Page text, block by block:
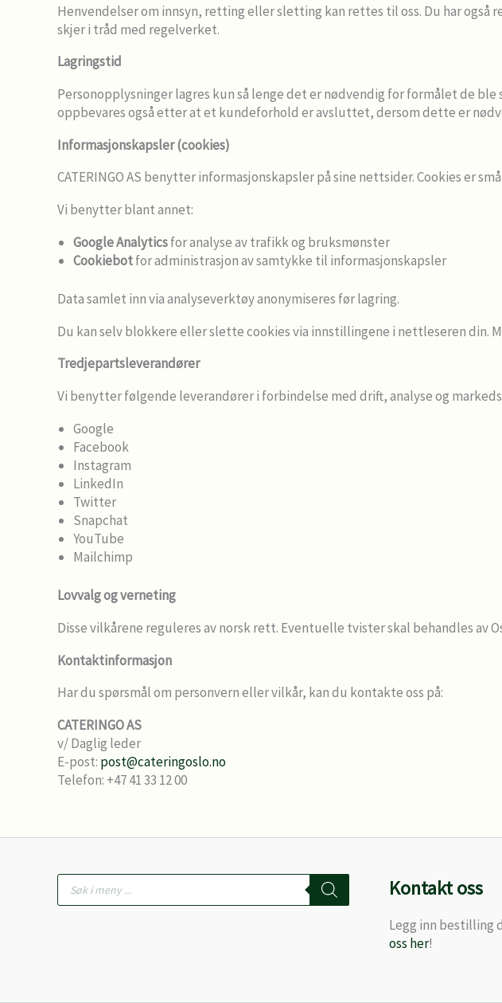
Henvendelser om innsyn, retting eller sletting kan rettes til oss. Du har
skjer i tråd med regelverket.
Lagringstid
Personopplysninger lagres kun så lenge det er nødvendig for formålet de
oppbevares også etter at et kundeforhold er avsluttet, dersom dette er
Informasjonskapsler (cookies)
CATERINGO AS benytter informasjonskapsler på sine nettsider. Cookies er
Vi benytter blant annet:
Google Analyticsfor analyse av trafikk og bruksmønster
Cookiebotfor administrasjon av samtykke til informasjonskapsler
Data samlet inn via analyseverktøy anonymiseres før lagring.
Du kan selv blokkere eller slette cookies via innstillingene i nettleseren din.
Tredjepartsleverandører
Vi benytter følgende leverandører i forbindelse med drift, analyse og
Google
Facebook
Instagram
LinkedIn
Twitter
Snapchat
YouTube
Mailchimp
Lovvalg og verneting
Disse vilkårene reguleres av norsk rett. Eventuelle tvister skal behandles av
Kontaktinformasjon
Har du spørsmål om personvern eller vilkår, kan du kontakte oss på:
CATERINGO AS
v/ Daglig leder
E-post: post@cateringoslo.no
Telefon: +47 41 33 12 00
Products
search
Kontakt oss
Legg inn bestilling
oss her!